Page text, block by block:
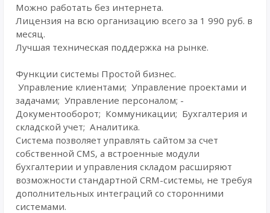
Можно работать без интернета.
Лицензия на всю организацию всего за 1 990 руб. в
месяц.
Лучшая техническая поддержка на рынке.
Функции системы Простой бизнес.
­ Управление клиентами; ­ Управление проектами и
задачами; ­ Управление персоналом; ­
Документооборот; ­ Коммуникации; ­ Бухгалтерия и
складской учет; ­ Аналитика.
Система позволяет управлять сайтом за счет
собственной CMS, а встроенные модули
бухгалтерии и управления складом расширяют
возможности стандартной CRM-системы, не требуя
дополнительных интеграций со сторонними
системами.